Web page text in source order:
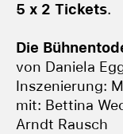
5 x 2 Tickets.
Die
von Daniela
Inszenierung:
mit: Bettina
Arndt Rausch